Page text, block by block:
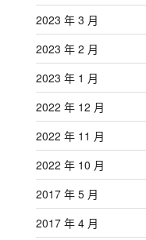
2023 年 3 月
2023 年 2 月
2023 年 1 月
2022 年 12 月
2022 年 11 月
2022 年 10 月
2017 年 5 月
2017 年 4 月